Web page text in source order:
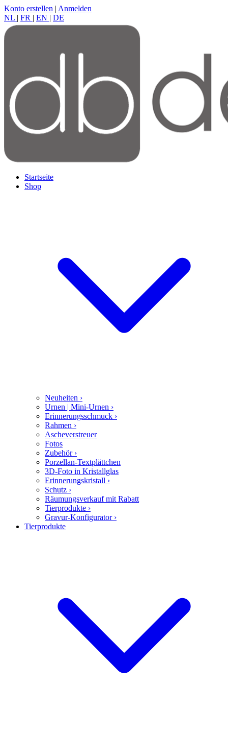
Konto erstellen | Anmelden
NL | FR | EN | DE
Startseite
Shop
Neuheiten ›
Urnen | Mini-Urnen ›
Erinnerungsschmuck ›
Rahmen ›
Ascheverstreuer
Fotos
Zubehör ›
Porzellan-Textplättchen
3D-Foto in Kristallglas
Erinnerungskristall ›
Schutz ›
Räumungsverkauf mit Rabatt
Tierprodukte ›
Gravur-Konfigurator ›
Tierprodukte